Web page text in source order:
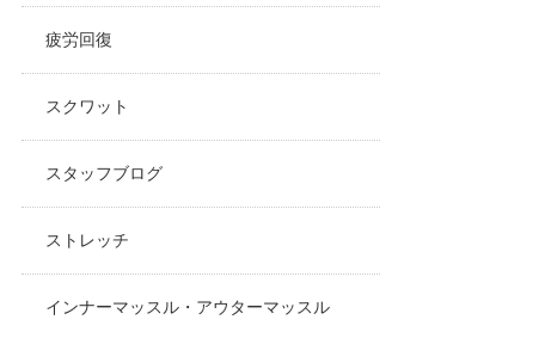
疲労回復
スクワット
スタッフブログ
ストレッチ
インナーマッスル・アウターマッスル